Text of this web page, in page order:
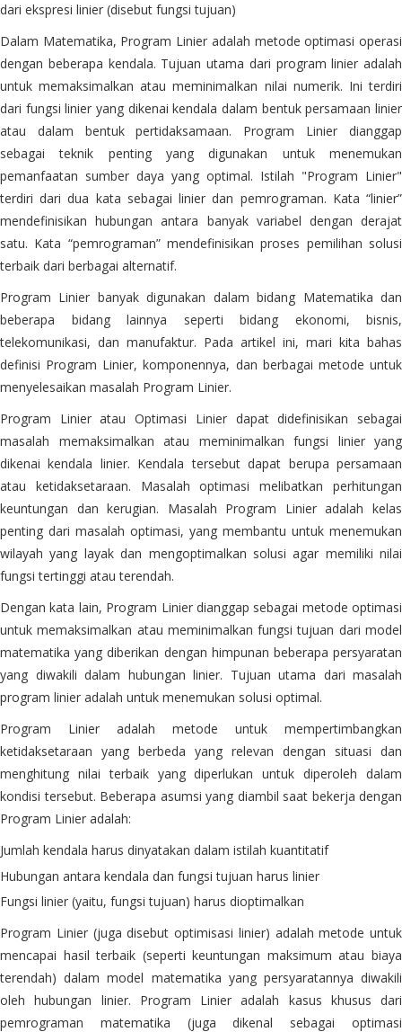
dari ekspresi linier (disebut fungsi tujuan)
Dalam Matematika, Program Linier adalah metode optimasi operasi
dengan beberapa kendala. Tujuan utama dari program linier adalah
untuk memaksimalkan atau meminimalkan nilai numerik. Ini terdiri
dari fungsi linier yang dikenai kendala dalam bentuk persamaan linier
atau dalam bentuk pertidaksamaan. Program Linier dianggap
sebagai teknik penting yang digunakan untuk menemukan
pemanfaatan sumber daya yang optimal. Istilah "Program Linier"
terdiri dari dua kata sebagai linier dan pemrograman. Kata “linier”
mendefinisikan hubungan antara banyak variabel dengan derajat
satu. Kata “pemrograman” mendefinisikan proses pemilihan solusi
terbaik dari berbagai alternatif.
Program Linier banyak digunakan dalam bidang Matematika dan
beberapa bidang lainnya seperti bidang ekonomi, bisnis,
telekomunikasi, dan manufaktur. Pada artikel ini, mari kita bahas
definisi Program Linier, komponennya, dan berbagai metode untuk
menyelesaikan masalah Program Linier.
Program Linier atau Optimasi Linier dapat didefinisikan sebagai
masalah memaksimalkan atau meminimalkan fungsi linier yang
dikenai kendala linier. Kendala tersebut dapat berupa persamaan
atau ketidaksetaraan. Masalah optimasi melibatkan perhitungan
keuntungan dan kerugian. Masalah Program Linier adalah kelas
penting dari masalah optimasi, yang membantu untuk menemukan
wilayah yang layak dan mengoptimalkan solusi agar memiliki nilai
fungsi tertinggi atau terendah.
Dengan kata lain, Program Linier dianggap sebagai metode optimasi
untuk memaksimalkan atau meminimalkan fungsi tujuan dari model
matematika yang diberikan dengan himpunan beberapa persyaratan
yang diwakili dalam hubungan linier. Tujuan utama dari masalah
program linier adalah untuk menemukan solusi optimal.
Program Linier adalah metode untuk mempertimbangkan
ketidaksetaraan yang berbeda yang relevan dengan situasi dan
menghitung nilai terbaik yang diperlukan untuk diperoleh dalam
kondisi tersebut. Beberapa asumsi yang diambil saat bekerja dengan
Program Linier adalah:
Jumlah kendala harus dinyatakan dalam istilah kuantitatif
Hubungan antara kendala dan fungsi tujuan harus linier
Fungsi linier (yaitu, fungsi tujuan) harus dioptimalkan
Program Linier (juga disebut optimisasi linier) adalah metode untuk
mencapai hasil terbaik (seperti keuntungan maksimum atau biaya
terendah) dalam model matematika yang persyaratannya diwakili
oleh hubungan linier. Program Linier adalah kasus khusus dari
pemrograman matematika (juga dikenal sebagai optimasi